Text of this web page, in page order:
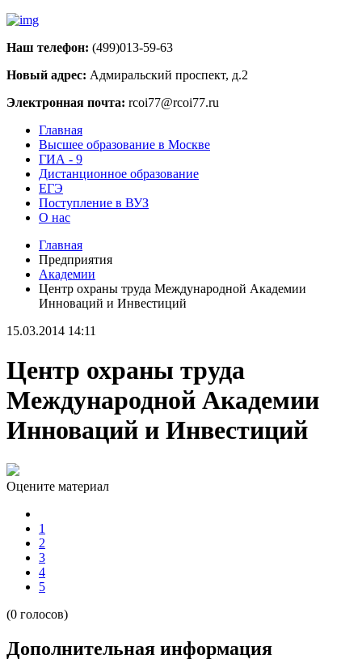
Наш телефон: (499)013-59-63
Новый адрес: Адмиральский проспект, д.2
Электронная почта: rcoi77@rcoi77.ru
Главная
Высшее образование в Москве
ГИА - 9
Дистанционное образование
ЕГЭ
Поступление в ВУЗ
О нас
Главная
Предприятия
Академии
Центр охраны труда Международной Академии
Инноваций и Инвестиций
15.03.2014 14:11
Центр охраны труда
Международной Академии
Инноваций и Инвестиций
Оцените материал
1
2
3
4
5
(0 голосов)
Дополнительная информация